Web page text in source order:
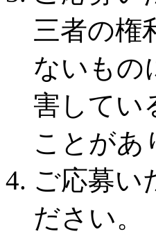
三者の権
ないもの
害してい
ことがあ
ご応募い
ださい。